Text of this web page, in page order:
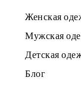
Женская
Мужская
Детская
Блог